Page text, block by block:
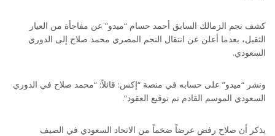
كشف نجم الزمالك السابق أحمد حسام “ميدو” عن مفاجأة من العيار
الثقيل، بعدما أعلن عن انتقال النجم المصري محمد صلاح إلى الدوري
السعودي.
ونشر “ميدو” على حسابه في منصة “إكس: قائلاً: “محمد صلاح في الدوري
السعودي الموسم القادم تم توقيع العقود”.
يذكر أن صلاح رفض عرضاً ضخماً من الاتحاد السعودي في الصيف